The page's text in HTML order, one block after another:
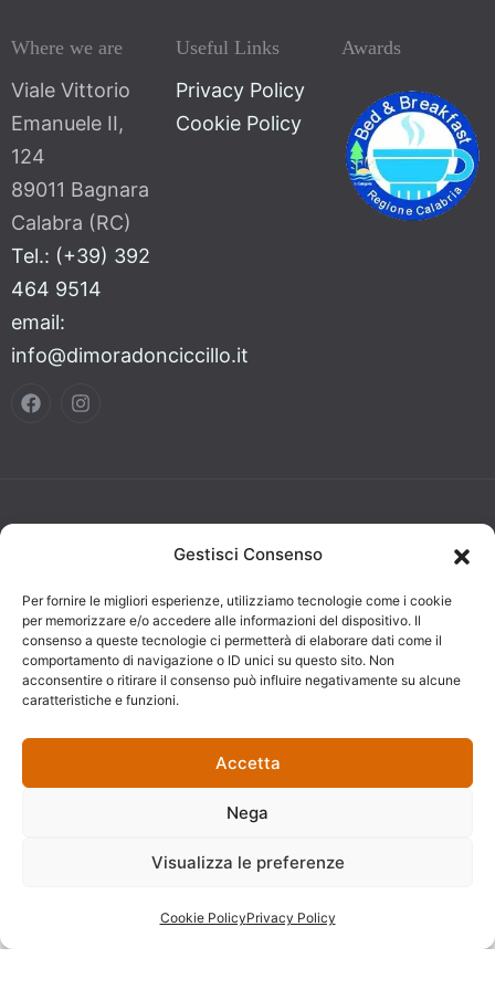
Gestisci Consenso
Per fornire le migliori esperienze, utilizziamo tecnologie come i cookie
per memorizzare e/o accedere alle informazioni del dispositivo. Il
consenso a queste tecnologie ci permetterà di elaborare dati come il
comportamento di navigazione o ID unici su questo sito. Non
acconsentire o ritirare il consenso può influire negativamente su alcune
caratteristiche e funzioni.
Accetta
Nega
Visualizza le preferenze
Cookie PolicyPrivacy Policy
Where we are
Viale Vittorio
Emanuele II,
124
89011 Bagnara
Calabra (RC)
Tel.: (+39) 392
464 9514
email:
info@dimoradonciccillo.it
Useful Links
Privacy Policy
Cookie Policy
Awards
Ciccillo Bed
And Breakfast.
VAT number:
reserved.
Developed by:
Photo Credits: